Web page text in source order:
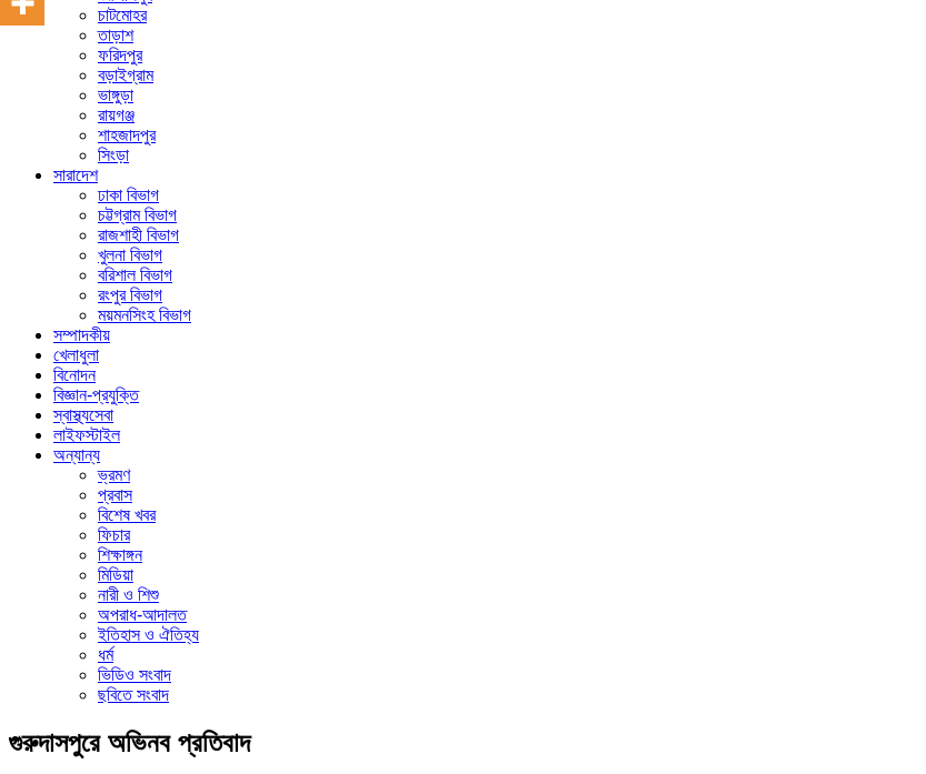
চাটমোহর
তাড়াশ
ফরিদপুর
বড়াইগ্রাম
ভাঙ্গুড়া
রায়গঞ্জ
শাহজাদপুর
সিংড়া
সারাদেশ
ঢাকা বিভাগ
চট্টগ্রাম বিভাগ
রাজশাহী বিভাগ
খুলনা বিভাগ
বরিশাল বিভাগ
রংপুর বিভাগ
ময়মনসিংহ বিভাগ
সম্পাদকীয়
খেলাধুলা
বিনোদন
বিজ্ঞান-প্রযুক্তি
স্বাস্থ্যসেবা
লাইফস্টাইল
অন্যান্য
ভ্রমণ
প্রবাস
বিশেষ খবর
ফিচার
শিক্ষাঙ্গন
মিডিয়া
নারী ও শিশু
অপরাধ-আদালত
ইতিহাস ও ঐতিহ্য
ধর্ম
ভিডিও সংবাদ
ছবিতে সংবাদ
গুরুদাসপুরে অভিনব প্রতিবাদ